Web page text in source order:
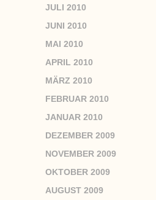
JULI 2010
JUNI 2010
MAI 2010
APRIL 2010
MÄRZ 2010
FEBRUAR 2010
JANUAR 2010
DEZEMBER 2009
NOVEMBER 2009
OKTOBER 2009
AUGUST 2009